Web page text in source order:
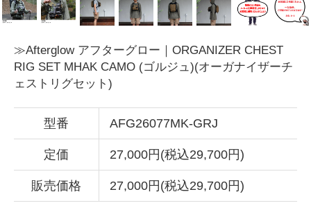
≫Afterglow アフターグロー｜ORGANIZER CHEST
RIG SET MHAK CAMO (ゴルジュ)(オーガナイザーチ
ェストリグセット)
型番 AFG26077MK-GRJ
定価 27,000円(税込29,700円)
販売価格 27,000円(税込29,700円)